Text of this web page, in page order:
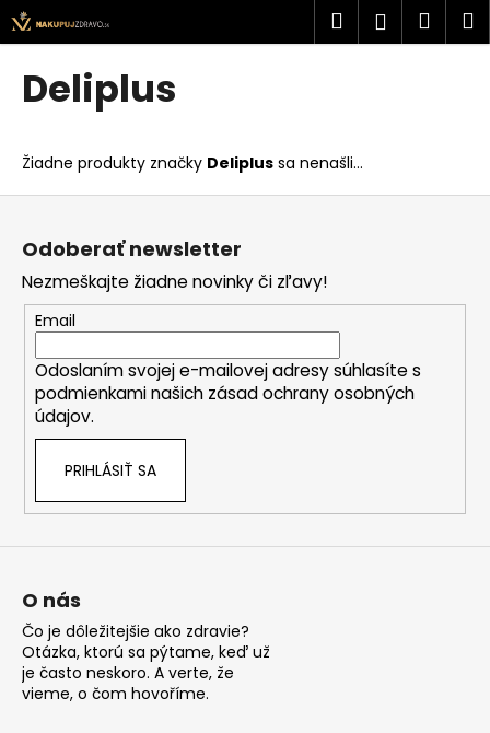
Prejsť
na
obsah
Hľadať
Deliplus
Žiadne produkty značky Deliplus sa nenašli...
K
o
o
p
o
t
r
e
b
e
á
j
ť
?
Z
Odoberať newsletter
Nezmeškajte žiadne novinky či zľavy!
Email
Odoslaním svojej e-mailovej adresy súhlasíte s
podmienkami našich zásad ochrany osobných
údajov.
PRIHLÁSIŤ SA
O nás
Čo je dôležitejšie ako zdravie?
Otázka, ktorú sa pýtame, keď už
je často neskoro. A verte, že
vieme, o čom hovoříme.